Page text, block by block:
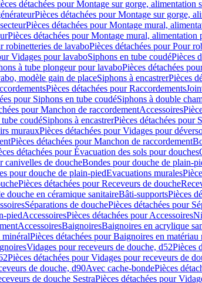
détachées pour Montage sur gorge, alimentation
Pièces détachées pour Montage sur gorge,
Pièces détachées pour Montage mural,
Pièces détachées pour Montage mural, alimentation
robinetteries de lavaboPièces détachées pour Pour
Vidages pour lavaboSiphons en tube coudéPièces
à tube plongeur pour lavaboPièces détachées
modèle gain de placeSiphons à encastrerPièces
Pièces détachées pour Raccordements
pour Siphons en tube coudéSiphons à double
pour Manchon de raccordementAccessoires
coudéSiphons à encastrerPièces détachées pour
murauxPièces détachées pour Vidages pour
Pièces détachées pour Manchon de raccordement
détachées pour Évacuation des sols pour douches
canivelles de doucheBondes pour douche de plain-
pour douche de plain-piedEvacuations murales
Pièces détachées pour Receveurs de douche
douche en céramique sanitaireBâti-supportsPièces
Séparations de douchePièces détachées pour
piedAccessoiresPièces détachées pour Accessoires
AccessoiresBaignoiresBaignoires en acrylique
minéralPièces détachées pour Baignoires en matériau
Vidages pour receveurs de douche, d52Pièces
Pièces détachées pour Vidages pour receveurs de
de douche, d90Avec cache-bondePièces
de douche SestraPièces détachées pour